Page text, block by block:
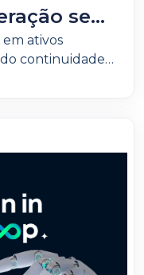
sem
de
ativos
continuidade